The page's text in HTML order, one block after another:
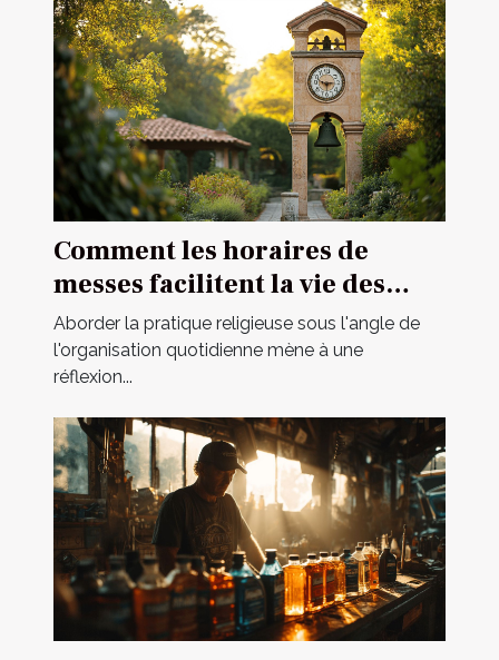
Comment les horaires de
messes facilitent la vie des
pratiquants
Aborder la pratique religieuse sous l'angle de
l'organisation quotidienne mène à une
réflexion...